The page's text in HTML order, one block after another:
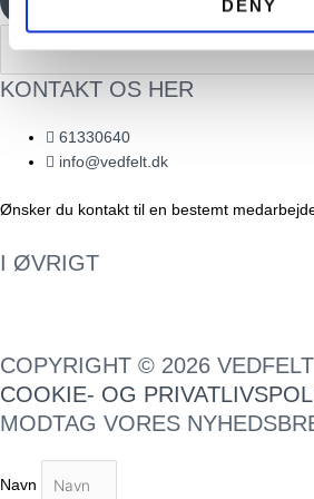
DENY
KONTAKT OS HER
61330640
info@vedfelt.dk
Ønsker du kontakt til en bestemt
I ØVRIGT
COPYRIGHT © 2026
COOKIE- OG
MODTAG VORES
Navn